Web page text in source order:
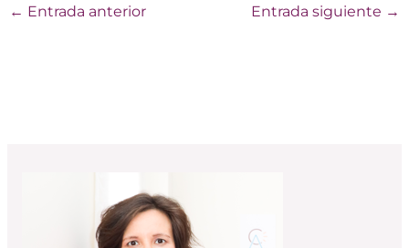
← Entrada anterior Entrada siguiente →